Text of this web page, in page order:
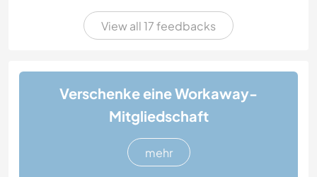
View all 17 feedbacks
Verschenke eine Workaway-
Mitgliedschaft
mehr